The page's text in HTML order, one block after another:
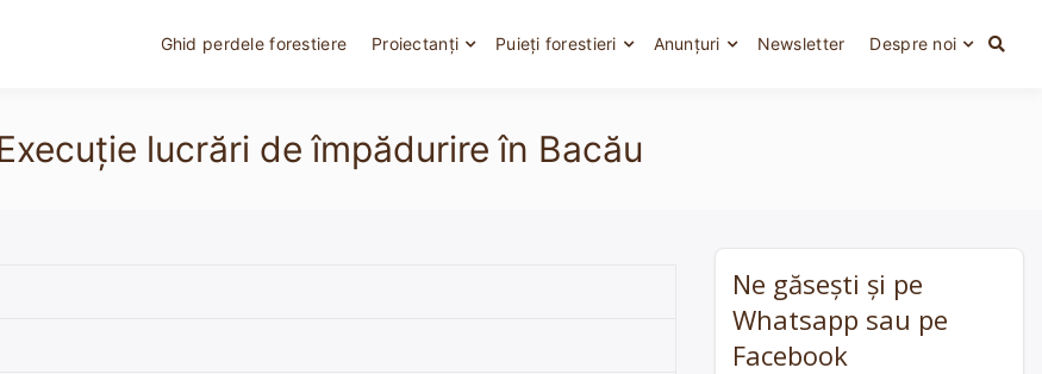
Ghid perdele forestiere Proiectanți Puieți forestieri Anunțuri Newsletter Despre noi
lucrări de împădurire în Bacău
Ne găsești și pe
Whatsapp sau pe
Facebook